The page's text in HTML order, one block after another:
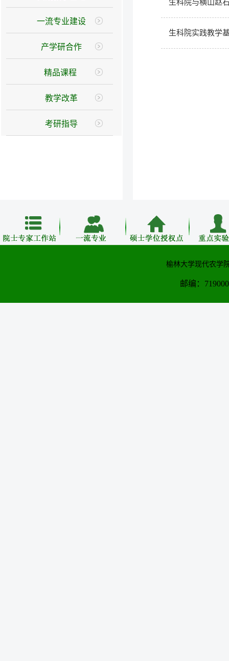
一流专业建设
产学研合作
精品课程
教学改革
考研指导
生科院与横山赵
生科院实践教学
榆林大学现代农学
邮编：